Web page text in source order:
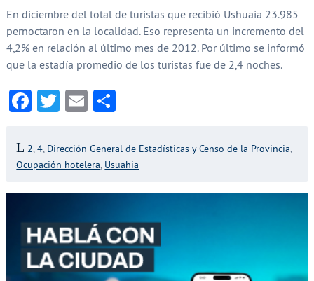
En diciembre del total de turistas que recibió Ushuaia 23.985
pernoctaron en la localidad. Eso representa un incremento del
4,2% en relación al último mes de 2012. Por último se informó
que la estadía promedio de los turistas fue de 2,4 noches.
Facebook
Twitter
EmailCompartir
2,4, Dirección General de Estadísticas y Censo de la Provincia,
Ocupación hotelera, Usuahia